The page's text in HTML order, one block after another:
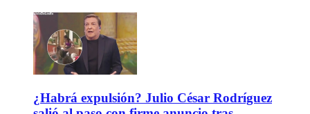
¿Habrá expulsión? Julio César Rodríguez